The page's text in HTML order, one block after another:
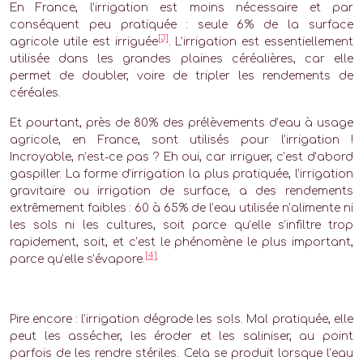
En France, l’irrigation est moins nécessaire et par
conséquent peu pratiquée : seule 6% de la surface
agricole utile est irriguée[3] . L’irrigation est essentiellement
utilisée dans les grandes plaines céréalières, car elle
permet de doubler, voire de tripler les rendements de
céréales.
Et pourtant, près de 80% des prélèvements d’eau à usage
agricole, en France, sont utilisés pour l’irrigation !
Incroyable, n’est-ce pas ? Eh oui, car irriguer, c’est d’abord
gaspiller. La forme d’irrigation la plus pratiquée, l’irrigation
gravitaire ou irrigation de surface, a des rendements
extrêmement faibles : 60 à 65% de l’eau utilisée n’alimente ni
les sols ni les cultures, soit parce qu’elle s’infiltre trop
rapidement, soit, et c’est le phénomène le plus important,
parce qu’elle s’évapore.
[4]
Pire encore : l’irrigation dégrade les sols. Mal pratiquée, elle
peut les assécher, les éroder et les saliniser, au point
parfois de les rendre stériles. Cela se produit lorsque l’eau